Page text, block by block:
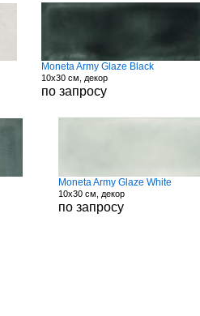
Moneta Army Glaze Black
10x30 см, декор
по запросу
Moneta Army Glaze White
10x30 см, декор
по запросу